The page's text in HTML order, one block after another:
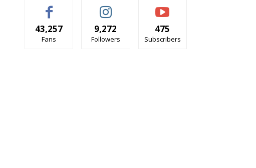
43,257
Fans
9,272
Followers
475
Subscribers